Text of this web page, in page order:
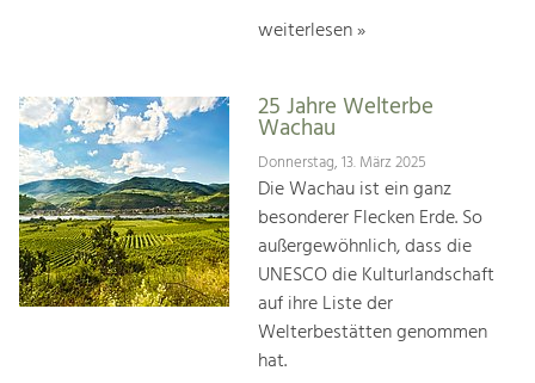
weiterlesen »
25 Jahre Welterbe
Wachau
Donnerstag, 13. März 2025
Die Wachau ist ein ganz
besonderer Flecken Erde. So
außergewöhnlich, dass die
UNESCO die Kulturlandschaft
auf ihre Liste der
Welterbestätten genommen
hat.